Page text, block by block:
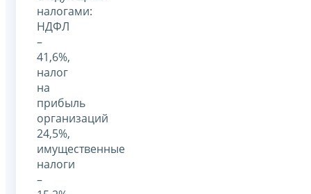
налогами:
НДФЛ
–
41,6%,
налог
на
прибыль
организаций
24,5%,
имущественные
налоги
–